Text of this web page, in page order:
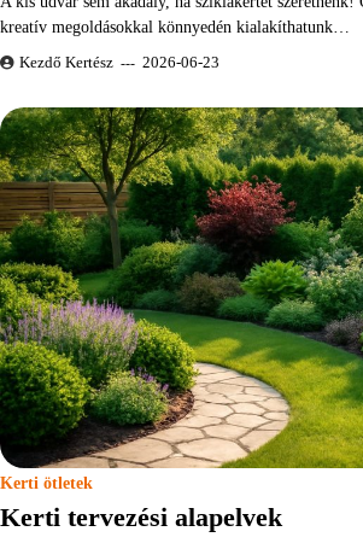
kreatív megoldásokkal könnyedén kialakíthatunk…
Kezdő Kertész 2026-06-23
Kerti ötletek
Kerti tervezési alapelvek